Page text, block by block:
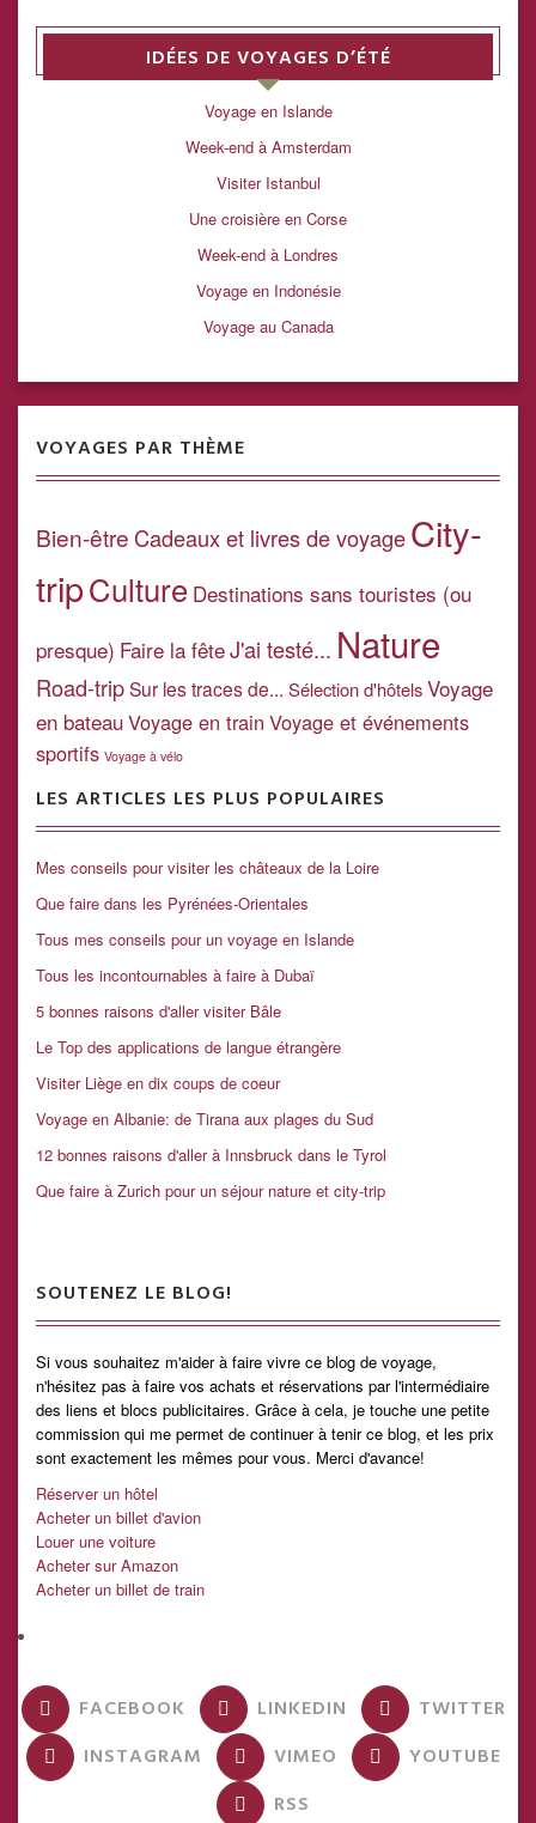
IDÉES DE VOYAGES D’ÉTÉ
Voyage en Islande
Week-end à Amsterdam
Visiter Istanbul
Une croisière en Corse
Week-end à Londres
Voyage en Indonésie
Voyage au Canada
VOYAGES PAR THÈME
Bien-être Cadeaux et livres de voyageCity-
tripCulture Destinations sans touristes (ou
presque) Faire la fêteJ'ai testé... Nature
Road-tripSur les traces de... Sélection d'hôtelsVoyage
en bateauVoyage en train Voyage et événements
sportifs Voyage à vélo
LES ARTICLES LES PLUS POPULAIRES
Mes conseils pour visiter les châteaux de la Loire
Que faire dans les Pyrénées-Orientales
Tous mes conseils pour un voyage en Islande
Tous les incontournables à faire à Dubaï
5 bonnes raisons d'aller visiter Bâle
Le Top des applications de langue étrangère
Visiter Liège en dix coups de coeur
Voyage en Albanie: de Tirana aux plages du Sud
12 bonnes raisons d'aller à Innsbruck dans le Tyrol
Que faire à Zurich pour un séjour nature et city-trip
SOUTENEZ LE BLOG!
Si vous souhaitez m'aider à faire vivre ce blog de voyage,
n'hésitez pas à faire vos achats et réservations par l'intermédiaire
des liens et blocs publicitaires. Grâce à cela, je touche une petite
commission qui me permet de continuer à tenir ce blog, et les prix
sont exactement les mêmes pour vous. Merci d'avance!
Réserver un hôtel
Acheter un billet d'avion
Louer une voiture
Acheter sur Amazon
Acheter un billet de train
FACEBOOK LINKEDIN
TWITTER
INSTAGRAM
VIMEO
YOUTUBE
RSS